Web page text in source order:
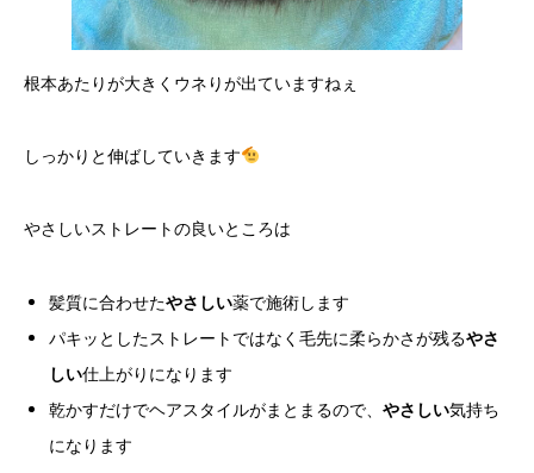
根本あたりが大きくウネりが出ていますねぇ
しっかりと伸ばしていきます
やさしいストレートの良いところは
髪質に合わせたやさしい薬で施術します
パキッとしたストレートではなく毛先に柔らかさが残るやさ
しい仕上がりになります
乾かすだけでヘアスタイルがまとまるので、 やさしい気持ち
になります